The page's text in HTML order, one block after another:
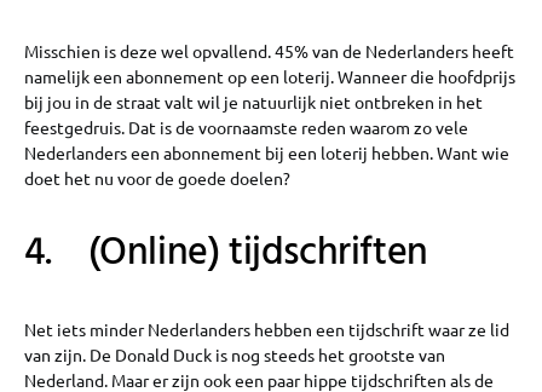
Misschien is deze wel opvallend. 45% van de Nederlanders heeft
namelijk een abonnement op een loterij. Wanneer die hoofdprijs
bij jou in de straat valt wil je natuurlijk niet ontbreken in het
feestgedruis. Dat is de voornaamste reden waarom zo vele
Nederlanders een abonnement bij een loterij hebben. Want wie
doet het nu voor de goede doelen?
4. (Online) tijdschriften
Net iets minder Nederlanders hebben een tijdschrift waar ze lid
van zijn. De Donald Duck is nog steeds het grootste van
Nederland. Maar er zijn ook een paar hippe tijdschriften als de